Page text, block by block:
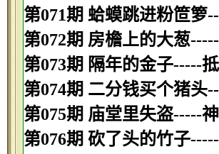
第071期 蛤蟆跳进粉笸箩
第072期 房檐上的大葱
第073期 隔年的金子-----
第074期 二分钱买个猪头
第075期 庙堂里失盗-----
第076期 砍了头的竹子